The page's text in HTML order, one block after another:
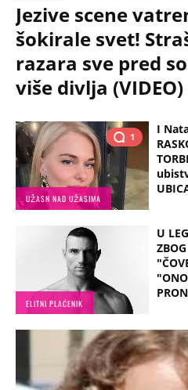
Jezive scene
šokirale svet!
razara sve pred
više divlja (VIDEO)
1
UŽASN NAD UŽASIMA
I
ELITNI PLAĆENIK
U